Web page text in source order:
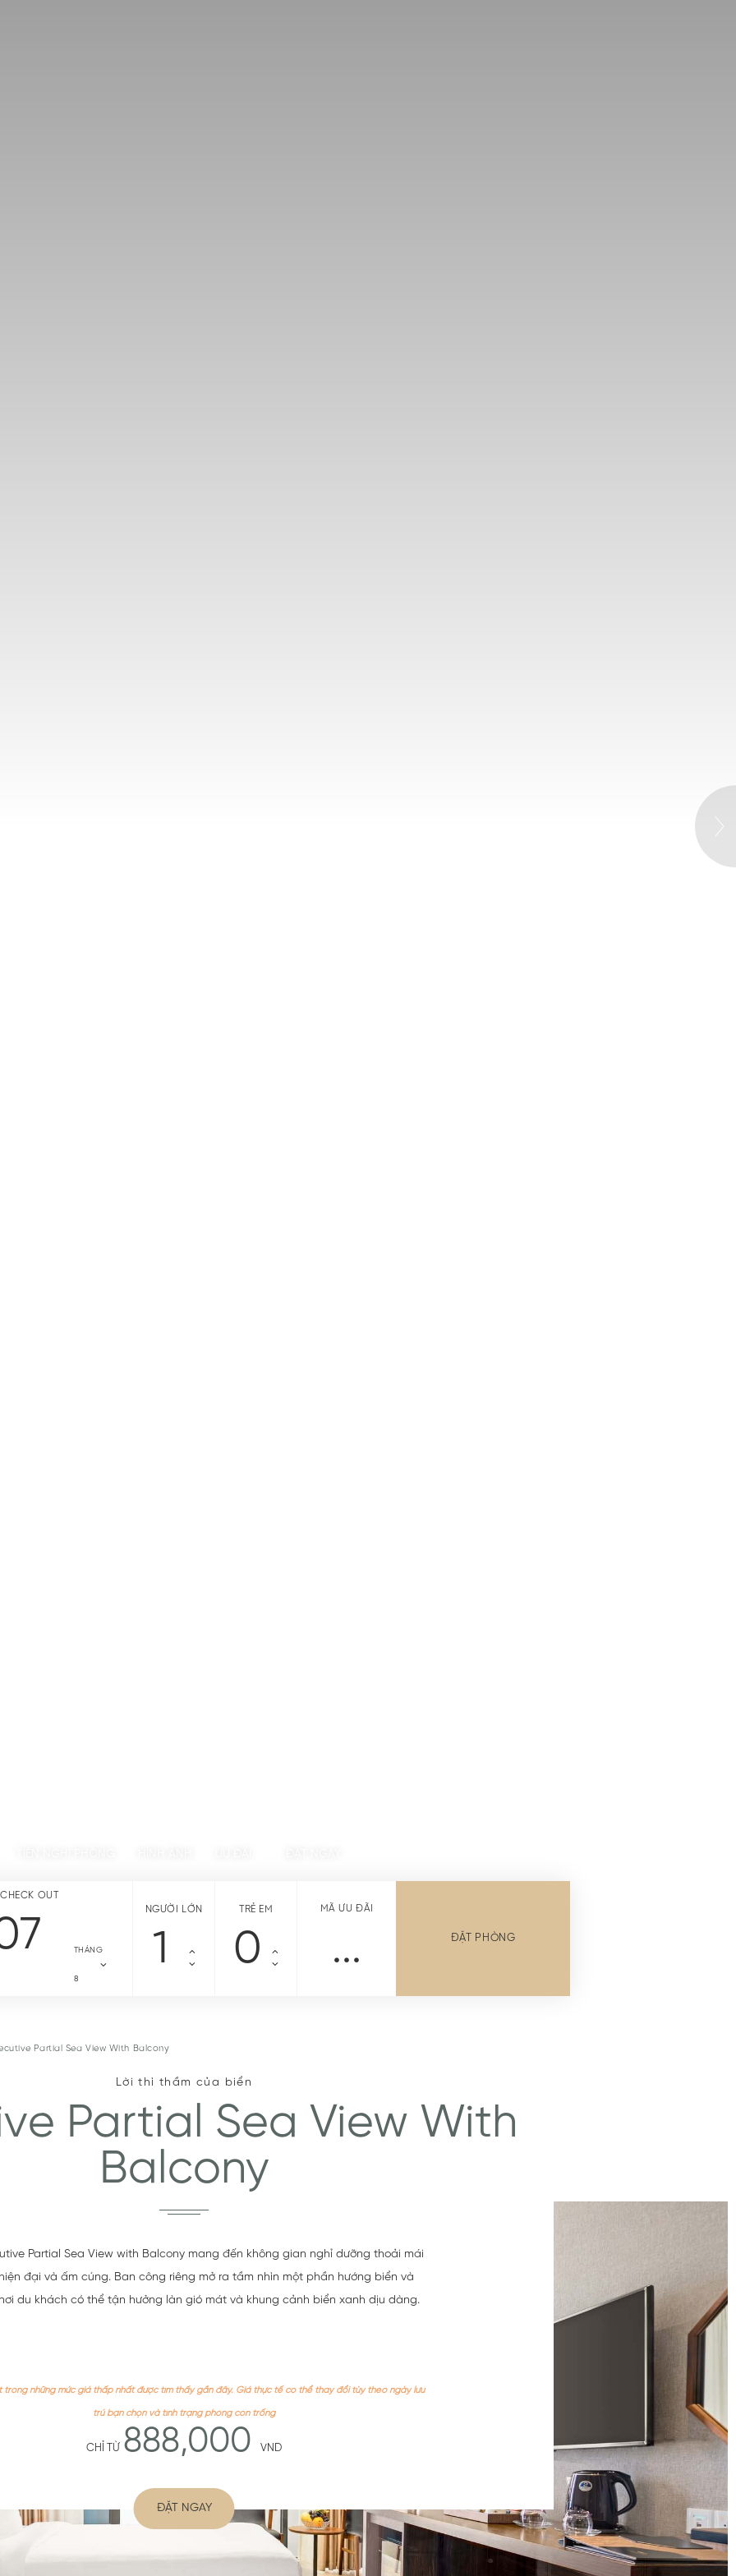
CHECK OUT
THÁNG
8
NGƯỜI LỚN TRẺ EM MÃ ƯU ĐÃI
ĐẶT PHÒNG
Partial Sea View With Balcony
Partial Sea View With
Balcony
Lời thì thầm của biển
Partial Sea View with Balcony mang đến không gian nghỉ dưỡng thoải mái
đại và ấm cúng. Ban công riêng mở ra tầm nhìn một phần hướng biển và
du khách có thể tận hưởng làn gió mát và khung cảnh biển xanh dịu dàng.
những mức giá thấp nhất được tìm thấy gần đây. Giá thực tế có thể thay đổi tùy theo ngày lưu
trú bạn chọn và tình trạng phòng còn trống
CHỈ TỪ 888,000 VND
ĐẶT NGAY